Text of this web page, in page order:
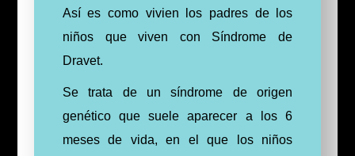
Así es como vivien los padres de los
niños que viven con Síndrome de
Dravet.
Se trata de un síndrome de origen
genético que suele aparecer a los 6
meses de vida, en el que los niños